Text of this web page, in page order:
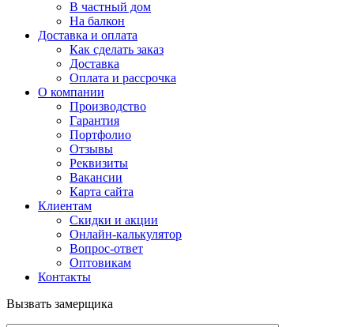
В частный дом
На балкон
Доставка и оплата
Как сделать заказ
Доставка
Оплата и рассрочка
О компании
Производство
Гарантия
Портфолио
Отзывы
Реквизиты
Вакансии
Карта сайта
Клиентам
Скидки и акции
Онлайн-калькулятор
Вопрос-ответ
Оптовикам
Контакты
Вызвать замерщика